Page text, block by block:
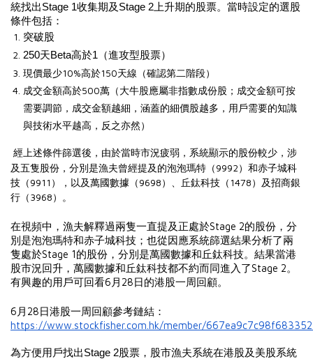
統找出Stage 1收集期及Stage 2上升期的股票。當時設定的選股
條件包括：
突破股
250天Beta高於1（進攻型股票）
現價最少10%高於150天線（確認第二階段）
成交金額高於500萬（大牛股應屬非指數成份股；成交金額可按
需要調節，成交金額越細，涵蓋的細價股越多，用戶需要的知識
與技術水平越高，反之亦然）
經上述條件篩選後，由於當時市況疲弱，系統顯示的股份較少，涉
及五隻股份，分別是漁夫曾經提及的泡泡瑪特（9992）和赤子城科
技（9911），以及萬國數據（9698）、丘鈦科技（1478）及招商銀
行（3968）。
在視頻中，漁夫解釋過兩隻一直提及正處於Stage 2的股份，分
別是泡泡瑪特和赤子城科技；也從因應系統篩選結果分析了兩
隻處於Stage 1的股份，分別是萬國數據和丘鈦科技。結果當港
股市況回升，萬國數據和丘鈦科技都不約而同進入了Stage 2。
有興趣的用戶可回看6月28日的港股一周回顧。
6月28日港股一周回顧參考鏈結：
https://www.stockfisher.com.hk/member/
為方便用戶找出Stage 2股票，股市漁夫系統在港股及美股系統